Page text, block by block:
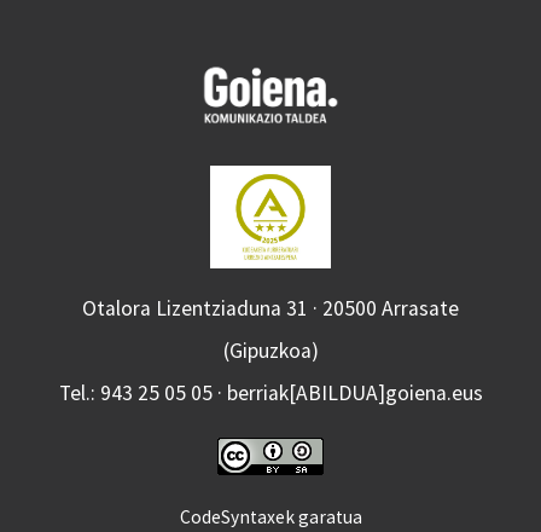
Otalora Lizentziaduna 31 · 20500 Arrasate
(Gipuzkoa)
Tel.: 943 25 05 05 · berriak[ABILDUA]goiena.eus
CodeSyntaxek garatua